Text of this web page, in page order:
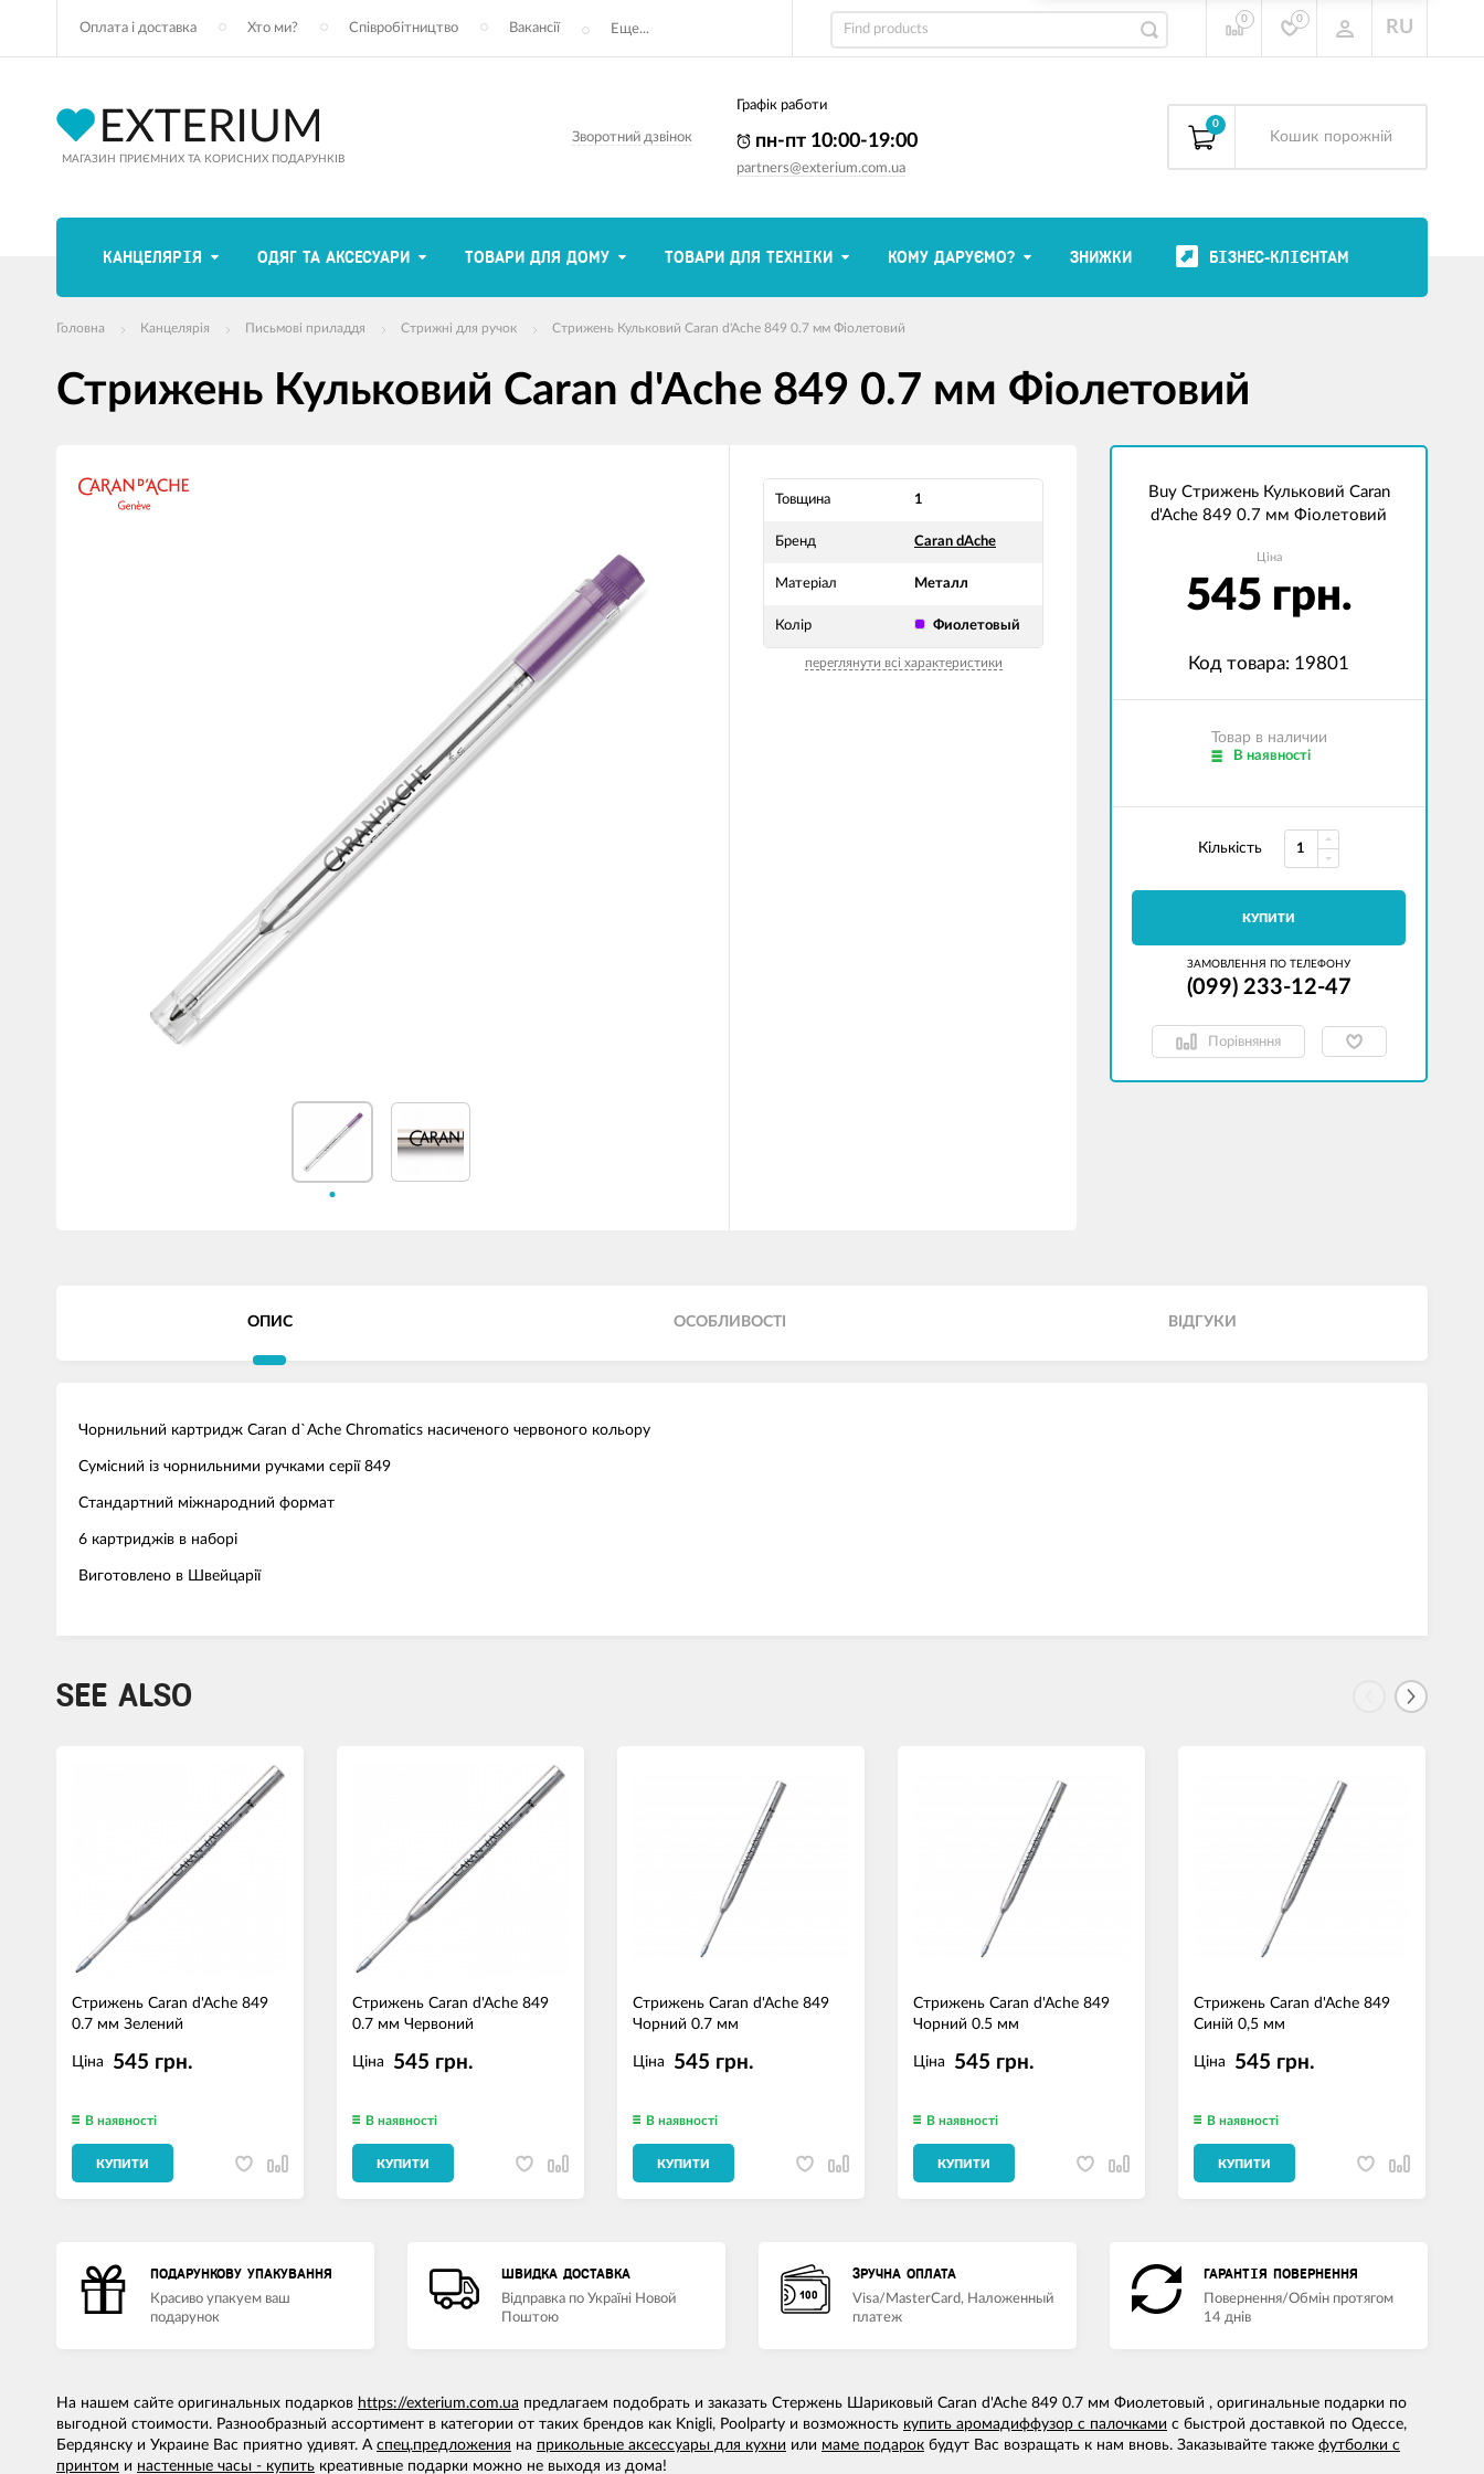
Оплата і доставка Хто ми? Співробітництво Вакансії Еще...
0 0 RU
МАГАЗИН ПРИЄМНИХ ТА КОРИСНИХ ПОДАРУНКІВ
Зворотний дзвінок
Графік работи
пн-пт 10:00-19:00
partners@exterium.com.ua
0
Kошик порожній
КАНЦЕЛЯРІЯ ОДЯГ ТА АКСЕСУАРИ ТОВАРИ ДЛЯ ДОМУ ТОВАРИ ДЛЯ ТЕХНІКИ КОМУ ДАРУЄМО? ЗНИЖКИ БІЗНЕС-КЛІЄНТАМ
Головна Канцелярія Письмові приладдя Стрижні для ручок Стрижень Кульковий Caran d'Ache 849 0.7 мм Фіолетовий
Стрижень Кульковий Caran d'Ache 849 0.7 мм Фіолетовий
продуктів
Товщина 1
Бренд Caran dAche
Матеріал Металл
Колір Фиолетовый
переглянути всі характеристики
Buy Стрижень Кульковий Caran
d'Ache 849 0.7 мм Фіолетовий
Ціна
545 грн.
Код товара: 19801
Товар в наличии
В наявності
Кількість
КУПИТИ
ЗАМОВЛЕННЯ ПО ТЕЛЕФОНУ
(099) 233-12-47
Порівняння
ОПИС ОСОБЛИВОСТІ ВІДГУКИ
Чорнильний картридж Caran d`Ache Chromatics насиченого червоного кольору
Сумісний із чорнильними ручками серії 849
Стандартний міжнародний формат
6 картриджів в наборі
Виготовлено в Швейцарії
SEE ALSO
Стрижень Caran d'Ache 849
0.7 мм Зелений
Ціна 545 грн.
В наявності
КУПИТИ
Стрижень Caran d'Ache 849
0.7 мм Червоний
Ціна 545 грн.
В наявності
КУПИТИ
Стрижень Caran d'Ache 849
Чорний 0.7 мм
Ціна 545 грн.
В наявності
КУПИТИ
Стрижень Caran d'Ache 849
Чорний 0.5 мм
Ціна 545 грн.
В наявності
КУПИТИ
Стрижень Caran d'Ache 849
Синій 0,5 мм
Ціна 545 грн.
В наявності
КУПИТИ
ПОДАРУНКОВУ УПАКУВАННЯ
Красиво упакуем ваш
подарунок
ШВИДКА ДОСТАВКА
Відправка по Україні Новой
Поштою
ЗРУЧНА ОПЛАТА
Visa/MasterCard, Наложенный
платеж
ГАРАНТІЯ ПОВЕРНЕННЯ
Повернення/Обмін протягом
14 днів
На нашем сайте оригинальных подарков https://exterium.com.ua предлагаем подобрать и заказать Стержень Шариковый Caran d'Ache 849 0.7 мм Фиолетовый , оригинальные подарки по
выгодной стоимости. Разнообразный ассортимент в категории от таких брендов как Knigli, Poolparty и возможность купить аромадиффузор с палочками с быстрой доставкой по Одессе,
Бердянску и Украине Вас приятно удивят. А спец.предложения на прикольные аксессуары для кухни или маме подарок будут Вас возращать к нам вновь. Заказывайте также футболки с
принтом и настенные часы - купить креативные подарки можно не выходя из дома!